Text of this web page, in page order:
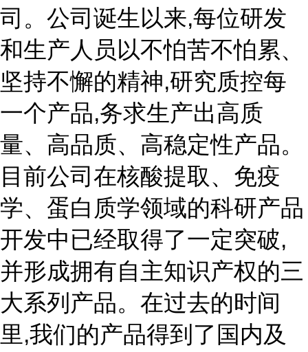
司。公司诞生以来,每位研发
和生产人员以不怕苦不怕累、
坚持不懈的精神,研究质控每
一个产品,务求生产出高质
量、高品质、高稳定性产品。
目前公司在核酸提取、免疫
学、蛋白质学领域的科研产品
开发中已经取得了一定突破,
并形成拥有自主知识产权的三
大系列产品。在过去的时间
里,我们的产品得到了国内及